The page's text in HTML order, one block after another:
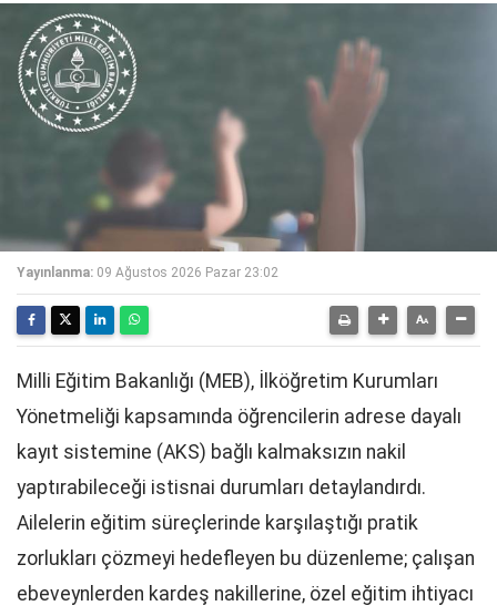
Yayınlanma: 09 Ağustos 2026 Pazar 23:02
Milli Eğitim Bakanlığı (MEB), İlköğretim Kurumları
Yönetmeliği kapsamında öğrencilerin adrese dayalı
kayıt sistemine (AKS) bağlı kalmaksızın nakil
yaptırabileceği istisnai durumları detaylandırdı.
Ailelerin eğitim süreçlerinde karşılaştığı pratik
zorlukları çözmeyi hedefleyen bu düzenleme; çalışan
ebeveynlerden kardeş nakillerine, özel eğitim ihtiyacı